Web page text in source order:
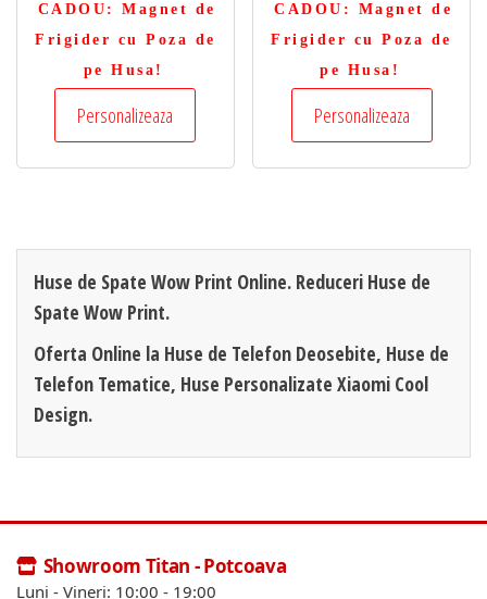
CADOU : Magnet de
Frigider cu Poza de
pe Husa!
Personalizeaza
CADOU : Magnet de
Frigider cu Poza de
pe Husa!
Personalizeaza
Huse de Spate Wow Print Online. Reduceri Huse de
Spate Wow Print.
Oferta Online la Huse de Telefon Deosebite, Huse de
Telefon Tematice, Huse Personalizate Xiaomi Cool
Design.
Showroom Titan - Potcoava
Luni - Vineri: 10:00 - 19:00